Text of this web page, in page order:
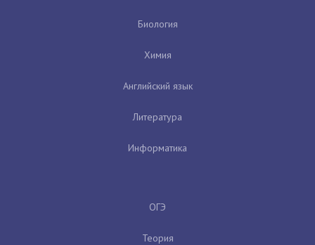
Биология
Химия
Английский язык
Литература
Информатика
ОГЭ
Теория